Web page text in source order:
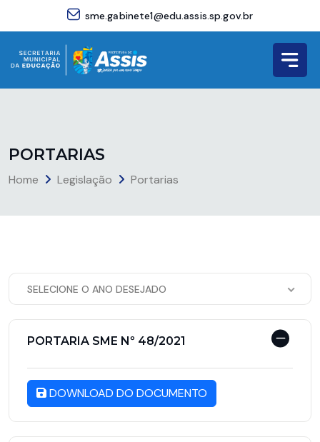
sme.gabinete1@edu.assis.sp.gov.br
PORTARIAS
Home Legislação Portarias
SELECIONE O ANO DESEJADO
PORTARIA SME Nº 48/2021
DOWNLOAD DO DOCUMENTO